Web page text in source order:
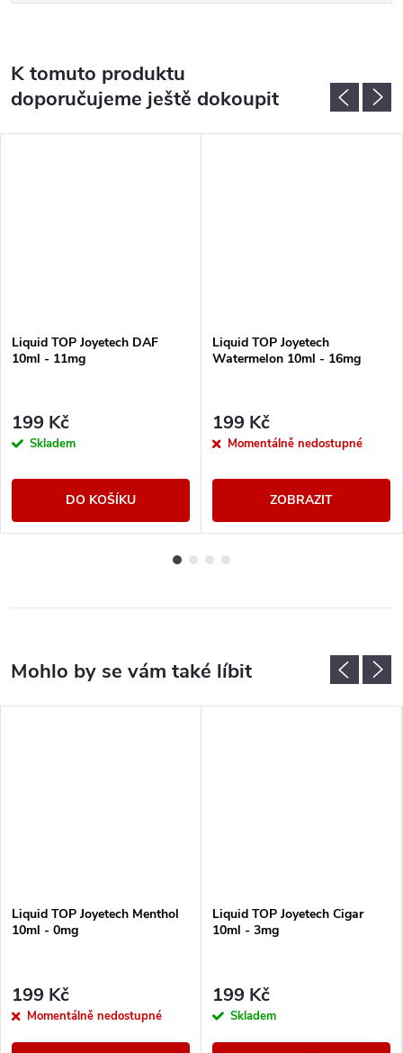
K tomuto produktu
doporučujeme ještě dokoupit
Liquid TOP Joyetech DAF
10ml - 11mg
199 Kč
Skladem
DO KOŠÍKU
Liquid TOP Joyetech
Watermelon 10ml - 16mg
199 Kč
Momentálně nedostupné
ZOBRAZIT
Liquid TOP Joyetech Menthol
10ml - 0mg
199 Kč
Momentálně nedostupné
Liquid TOP Joyetech Cigar
10ml - 3mg
199 Kč
Skladem